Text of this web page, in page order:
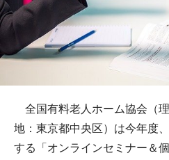
全国有料老人ホーム協会（
地：東京都中央区）は今年度
する「オンラインセミナー＆